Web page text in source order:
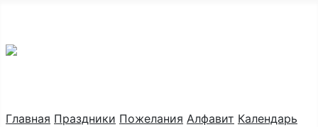
Главная Праздники Пожелания Алфавит Календарь